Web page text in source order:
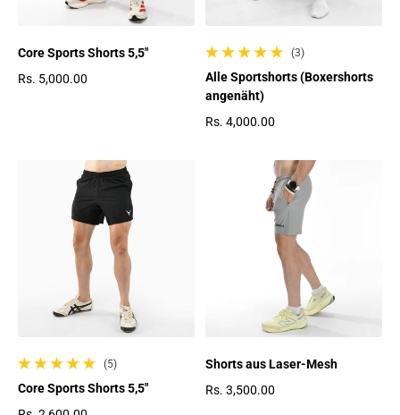
Core Sports Shorts 5,5"
Rs. 5,000.00
(3)
3 gesamte Bewertungen
Alle Sportshorts (Boxershorts
angenäht)
Rs. 4,000.00
(5)
5 gesamte Bewertungen
Core Sports Shorts 5,5"
Shorts aus Laser-Mesh
Rs. 3,500.00